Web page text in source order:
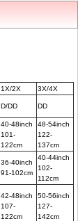
1X/2X
3X/4X
D/DD DD
40-48inch
101-
122cm
48-54inch
122-
137cm
36-40inch
91-102cm
40-44inch
102-
112cm
42-48inch
107-
122cm
50-56inch
127-
142cm